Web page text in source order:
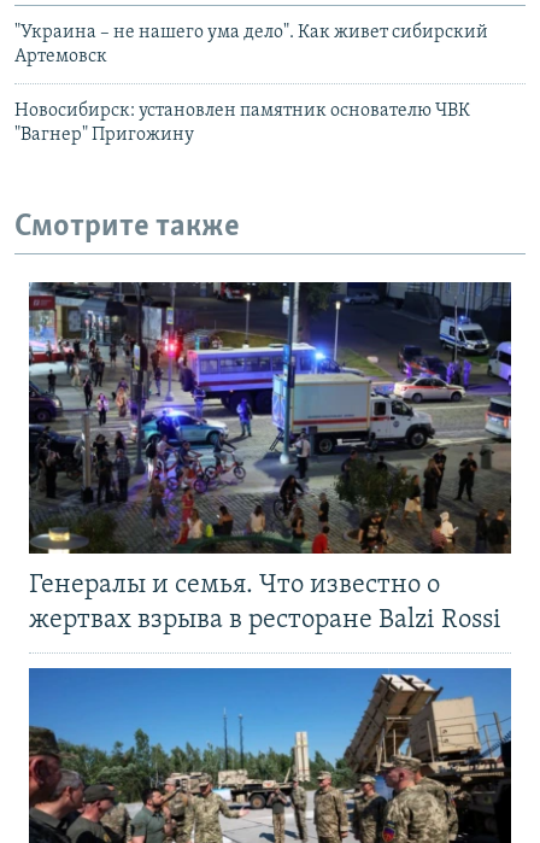
"Украина – не нашего ума дело". Как живет сибирский
Артемовск
Новосибирск: установлен памятник основателю ЧВК
"Вагнер" Пригожину
Смотрите также
Генералы и семья. Что известно о
жертвах взрыва в ресторане Balzi Rossi